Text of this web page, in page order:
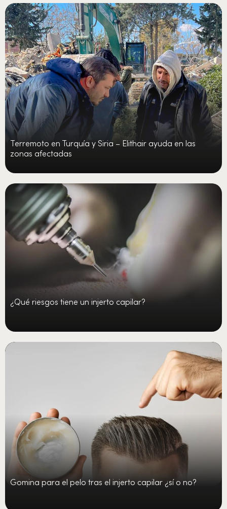
Terremoto en Turquía y Siria – Elithair ayuda en las
zonas afectadas
¿Qué riesgos tiene un injerto capilar?
Gomina para el pelo tras el injerto capilar ¿sí o no?